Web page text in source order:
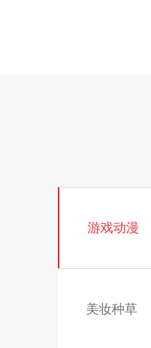
游戏动漫
美妆种草